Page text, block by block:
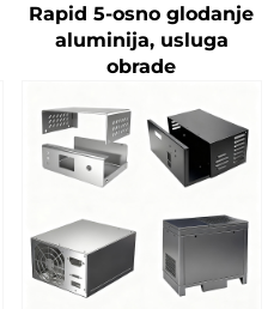
Rapid 5-osno glodanje
aluminija, usluga
obrade